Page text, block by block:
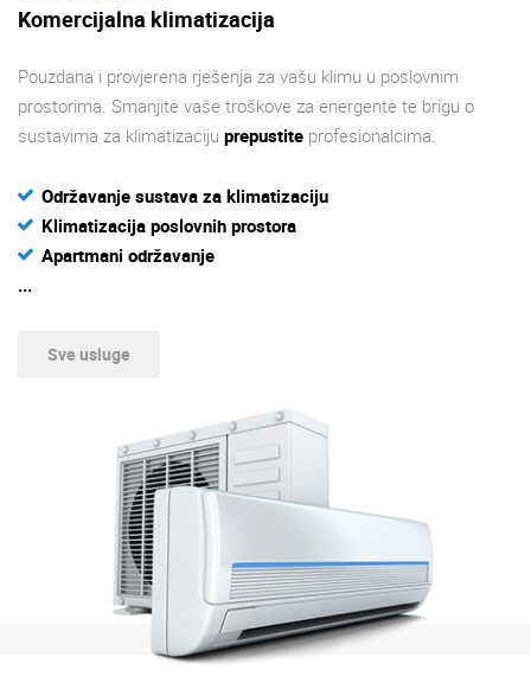
Komercijalna klimatizacija
Pouzdana i provjerena rješenja za vašu klimu u poslovnim
prostorima. Smanjite vaše troškove za energente te brigu o
sustavima za klimatizaciju prepustite profesionalcima.
Održavanje sustava za klimatizaciju
Klimatizacija poslovnih prostora
Apartmani održavanje
...
Sve usluge